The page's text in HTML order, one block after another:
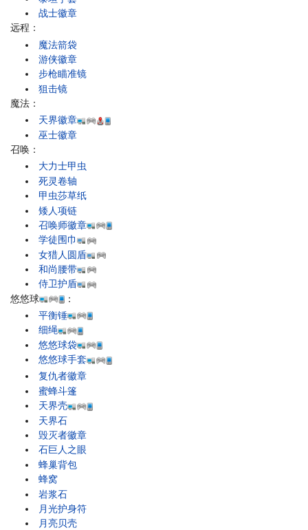
战士徽章
远程：
魔法箭袋
游侠徽章
步枪瞄准镜
狙击镜
魔法：
天界徽章
巫士徽章
召唤：
大力士甲虫
死灵卷轴
甲虫莎草纸
矮人项链
召唤师徽章
学徒围巾
女猎人圆盾
和尚腰带
侍卫护盾
悠悠球
：
平衡锤
细绳
悠悠球袋
悠悠球手套
复仇者徽章
蜜蜂斗篷
天界壳
天界石
毁灭者徽章
石巨人之眼
蜂巢背包
蜂窝
岩浆石
月光护身符
月亮贝壳